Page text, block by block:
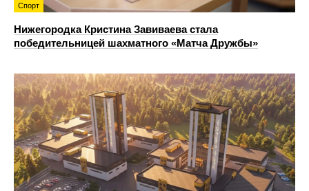
Спорт
Нижегородка Кристина Завиваева стала
победительницей шахматного «Матча Дружбы»